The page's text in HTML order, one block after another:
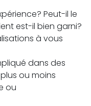
Peut-il le
est-il bien garni?
à vous
dans des
ou moins
ou